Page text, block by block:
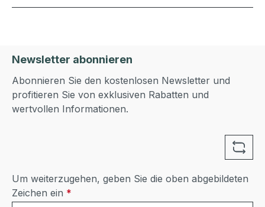
Newsletter abonnieren
Abonnieren Sie den kostenlosen Newsletter und
profitieren Sie von exklusiven Rabatten und
wertvollen Informationen.
Um weiterzugehen, geben Sie die oben abgebildeten
Zeichen ein *